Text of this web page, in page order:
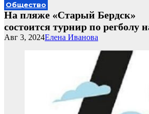
Общество
На пляже «Старый Бердск»
состоится турнир по регболу
Елена Иванова
Авг 3, 2024